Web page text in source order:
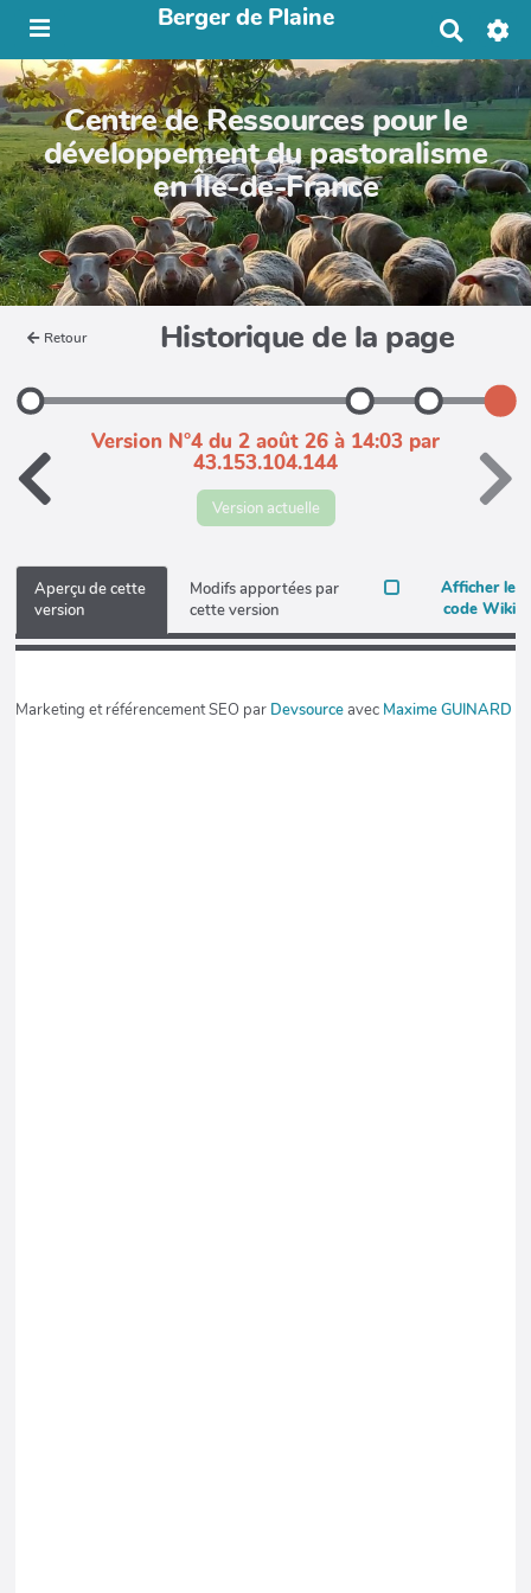
Berger de Plaine
h
e
r
c
h
e
r
Centre de Ressources pour le
développement du pastoralisme
en Île-de-France
Retour Historique de la page
Version N°4 du 2 août 26 à 14:03 par
43.153.104.144
Version actuelle
Aperçu de cette
version
Modifs apportées par
cette version
Afficher le
code Wiki